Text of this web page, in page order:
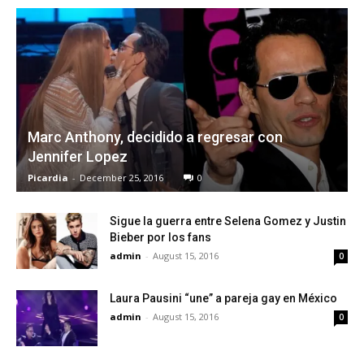
Marc Anthony, decidido a regresar con
Jennifer Lopez
Picardia - December 25, 2016 0
Sigue la guerra entre Selena Gomez y Justin
Bieber por los fans
admin - August 15, 2016 0
Laura Pausini “une” a pareja gay en México
admin - August 15, 2016 0